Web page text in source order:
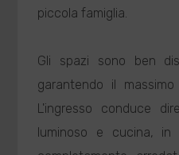
piccola famiglia.
Gli spazi sono ben
garantendo il
L'ingresso conduce
luminoso e cucina,